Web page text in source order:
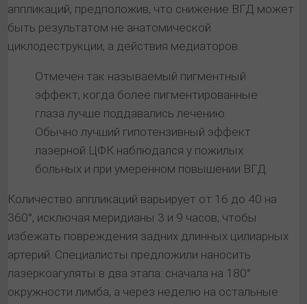
аппликаций, предположив, что снижение ВГД может
быть результатом не анатомической
циклодеструкции, а действия медиаторов.
Отмечен так называемый пигментный
эффект, когда более пигментированные
глаза лучше поддавались лечению.
Обычно лучший гипотензивный эффект
лазерной ЦФК наблюдался у пожилых
больных и при умеренном повышении ВГД.
Количество аппликаций варьирует от 16 до 40 на
360°, исключая меридианы 3 и 9 часов, чтобы
избежать повреждения задних длинных цилиарных
артерий. Специалисты предложили наносить
лазеркоагуляты в два этапа: сначала на 180°
окружности лимба, а через неделю на остальные